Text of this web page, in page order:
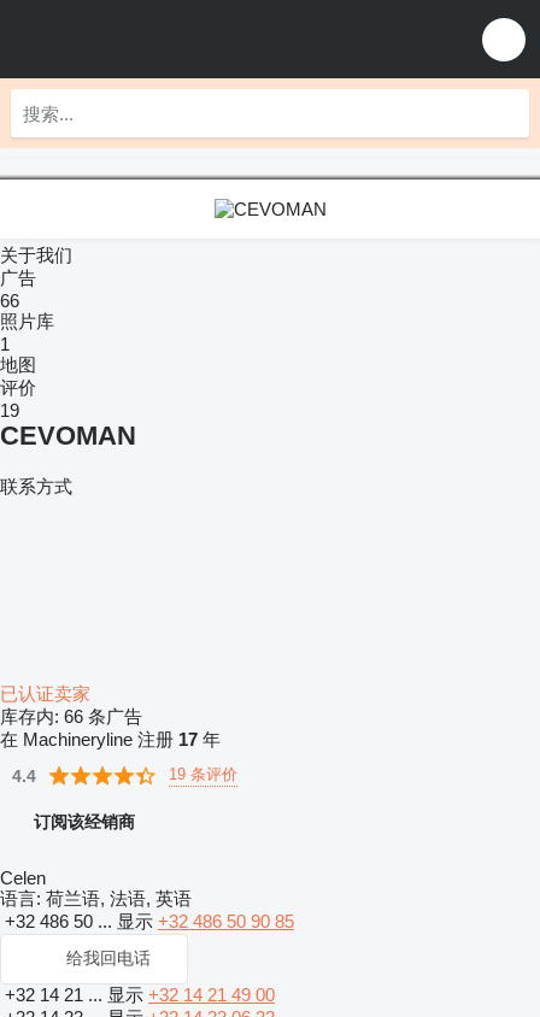
关于我们
广告
66
照片库
1
地图
评价
19
CEVOMAN
联系方式
已认证卖家
库存内: 66 条广告
在 Machineryline 注册 17 年
4.4 19 条评价
订阅该经销商
Celen
语言: 荷兰语, 法语, 英语
+32 486 50 ... 显示 +32 486 50 90 85
给我回电话
+32 14 21 ... 显示 +32 14 21 49 00